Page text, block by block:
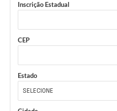
Inscrição Estadual
CEP
Estado